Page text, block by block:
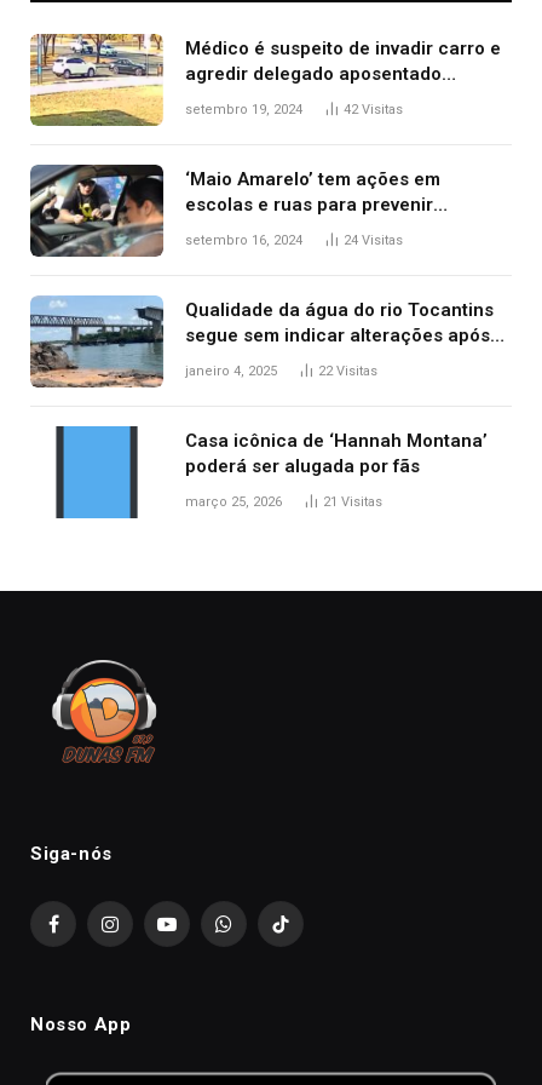
Médico é suspeito de invadir carro e
agredir delegado aposentado
durante confusão no trânsito
setembro 19, 2024 42Visitas
‘Maio Amarelo’ tem ações em
escolas e ruas para prevenir
acidentes no trânsito no AP
setembro 16, 2024 24 Visitas
Qualidade da água do rio Tocantins
segue sem indicar alterações após
desabamento da ponte entre MA e
janeiro 4, 2025 22Visitas
Casa icônica de ‘Hannah Montana’
poderá ser alugada por fãs
março 25, 2026 21 Visitas
Siga-nós
FacebookInstagramYouTubeWhatsAppTikTok
Nosso App